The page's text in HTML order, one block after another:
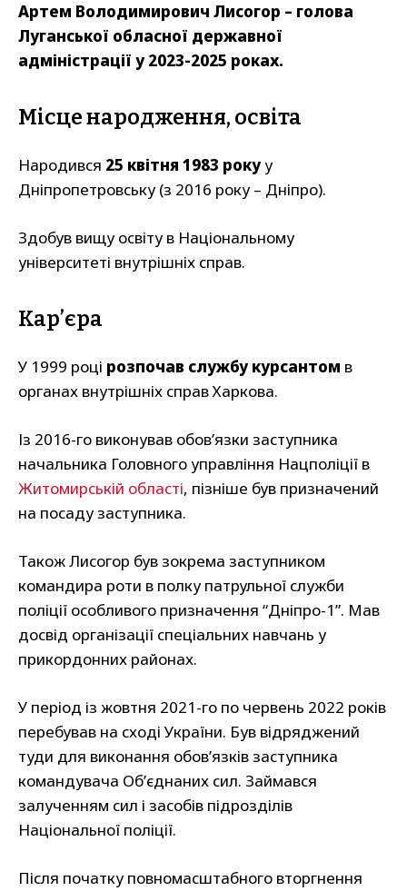
Артем Володимирович Лисогор – голова
Луганської обласної державної
адміністрації у 2023-2025 роках.
Місце народження, освіта
Народився 25 квітня 1983 рокуу
Дніпропетровську (з 2016 року – Дніпро).
Здобув вищу освіту в Національному
університеті внутрішніх справ.
Карʼєра
У 1999 році розпочав службу курсантом в
органах внутрішніх справ Харкова.
Із 2016-го виконував обов’язки заступника
начальника Головного управління Нацполіції в
Житомирській області, пізніше був призначений
на посаду заступника.
Також Лисогор був зокрема заступником
командира роти в полку патрульної служби
поліції особливого призначення “Дніпро-1”. Мав
досвід організації спеціальних навчань у
прикордонних районах.
У період із жовтня 2021-го по червень 2022 років
перебував на сході України. Був відряджений
туди для виконання обов’язків заступника
командувача Об’єднаних сил. Займався
залученням сил і засобів підрозділів
Національної поліції.
Після початку повномасштабного вторгнення